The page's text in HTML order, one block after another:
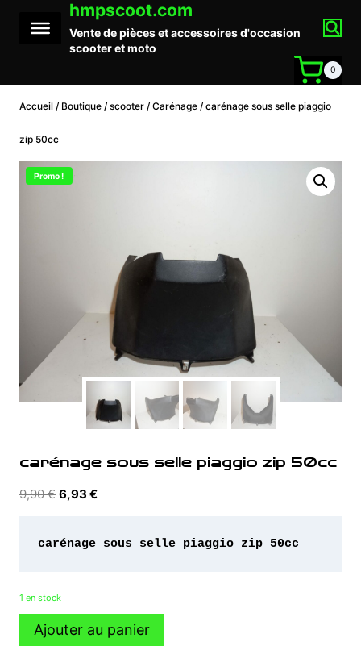
contenu
hmpscoot.com
Vente de pièces et accessoires d'occasion
scooter et moto
0
Accueil / Boutique / scooter / Carénage / carénage sous selle piaggio
zip 50cc
Promo !
carénage sous selle piaggio zip 50cc
9,90€ Le
était :
6,93 €Le
est :
1 en stock
quantité
Ajouter au panier